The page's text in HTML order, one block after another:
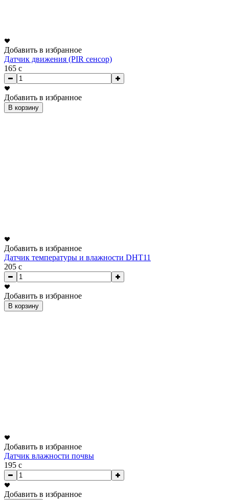
Добавить в избранное
Датчик движения (PIR сенсор)
165 c
Добавить в избранное
В корзину
Добавить в избранное
Датчик температуры и влажности DHT11
205 c
Добавить в избранное
В корзину
Добавить в избранное
Датчик влажности почвы
195 c
Добавить в избранное